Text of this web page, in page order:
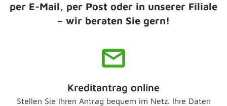
per E-Mail, per Post oder in unserer Filiale
– wir beraten Sie gern!
Kreditantrag online
Stellen Sie Ihren Antrag bequem im Netz. Ihre Daten